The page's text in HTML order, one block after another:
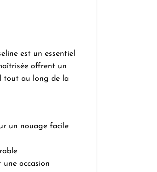
est un essentiel
offrent un
tout au long de la
un nouage facile
occasion